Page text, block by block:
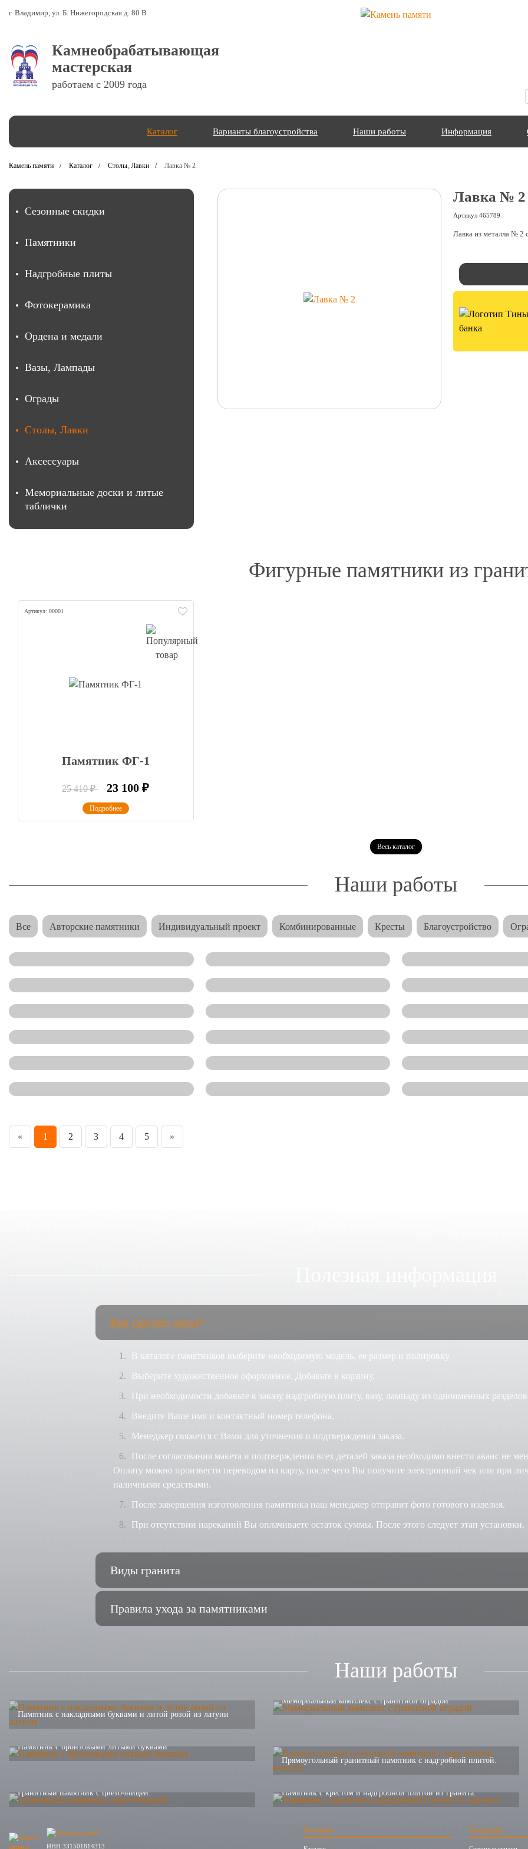
г. Владимир, ул. Б. Нижегородская д. 80 В
Камнеобрабатывающая
мастерская
работаем с 2009 года
Каталог Варианты благоустройства Наши работы Информация
Камень памяти Каталог Столы, Лавки Лавка № 2
Сезонные скидки
Памятники
Надгробные плиты
Фотокерамика
Ордена и медали
Вазы, Лампады
Ограды
Столы, Лавки
Аксессуары
Мемориальные доски и литые
таблички
Лавка № 2
Артикул 465789
Лавка из металла № 2
Фигурные памятники из
Артикул: 00001
Памятник ФГ-1
25 410 ₽ 23 100 ₽
Подробнее
Весь каталог
Наши работы
Все Авторские памятники Индивидуальный проект Комбинированные Кресты Благоустройство
« 1 2 3 4 5 »
Как сделать заказ?
В каталоге памятников выберите необходимую модель, ее размер и полировку.
Выберите художественное оформление. Добавьте в корзину.
При необходимости добавьте к заказу надгробную плиту, вазу, лампаду из одноименных разделов
Введите Ваше имя и контактный номер телефона.
Менеджер свяжется с Вами для уточнения и подтверждения заказа.
После согласования макета и подтверждения всех деталей заказа необходимо внести аванс не
Оплату можно произвести переводом на карту, после чего Вы получите электронный чек или при
наличными средствами.
После завершения изготовления памятника наш менеджер отправит фото готового изделия.
При отсутствии нареканий Вы оплачиваете остаток суммы. После этого следует этап установки.
Виды гранита
Правила ухода за памятниками
Наши работы
Памятник с накладными буквами и литой розой из латуни
Мемориальный комплекс с гранитной оградой
Памятник с бронзовыми литыми буквами
Прямоугольный гранитный памятник с надгробной плитой.
Гранитный памятник с цветочницей. Памятник с крестом и надгробной плитой из гранита.
ИНН 331501814313
Компания Продукция